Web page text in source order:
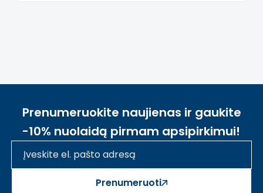
Prenumeruokite naujienas ir gaukite
-10% nuolaidą pirmam apsipirkimui!
Prenumeruoti